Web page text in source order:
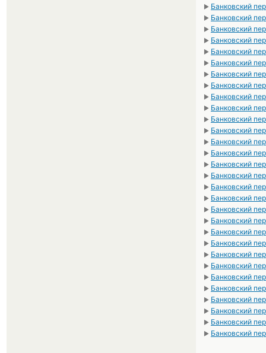
► Банковский
► Банковский
► Банковский
► Банковский
► Банковский
► Банковский
► Банковский
► Банковский
► Банковский
► Банковский
► Банковский
► Банковский
► Банковский
► Банковский
► Банковский
► Банковский
► Банковский
► Банковский
► Банковский
► Банковский
► Банковский
► Банковский
► Банковский
► Банковский
► Банковский
► Банковский
► Банковский
► Банковский
► Банковский
► Банковский